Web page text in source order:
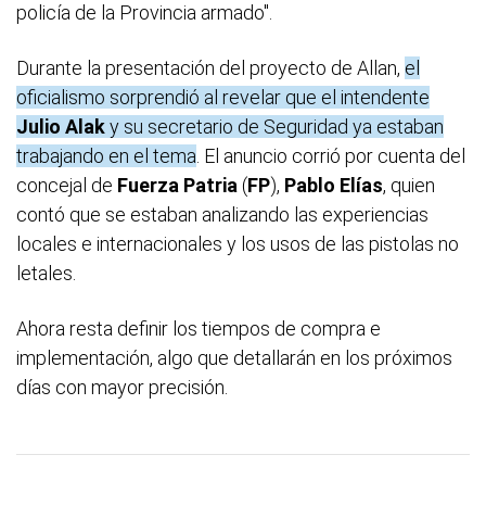
policía de la Provincia armado".
Durante la presentación del proyecto de Allan, el
oficialismo sorprendió al revelar que el intendente
Julio Alaky su secretario de Seguridad ya estaban
trabajando en el tema . El anuncio corrió por cuenta del
concejal de Fuerza Patria (FP), Pablo Elías, quien
contó que se estaban analizando las experiencias
locales e internacionales y los usos de las pistolas no
letales.
Ahora resta definir los tiempos de compra e
implementación, algo que detallarán en los próximos
días con mayor precisión.